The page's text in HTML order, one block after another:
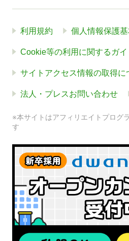
利用規約 個人情報保護
Cookie等の利用に関するガイ
サイトアクセス情報の取得に
法人・プレスお問い合わせ
※本サイトはアフィリエイトプログ
す